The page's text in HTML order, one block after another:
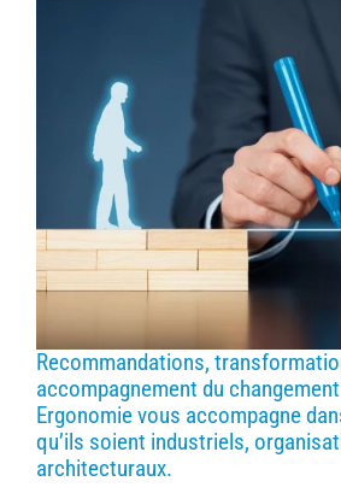
Recommandations,
accompagnement du changement
Ergonomie vous accompagne
qu’ils soient industriels,
architecturaux.